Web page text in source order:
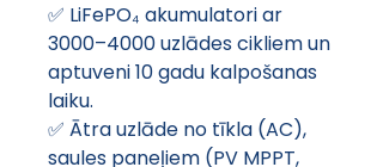
✅ LiFePO₄ akumulatori ar
3000–4000 uzlādes cikliem un
aptuveni 10 gadu kalpošanas
laiku.
✅ Ātra uzlāde no tīkla (AC),
saules paneļiem (PV MPPT,